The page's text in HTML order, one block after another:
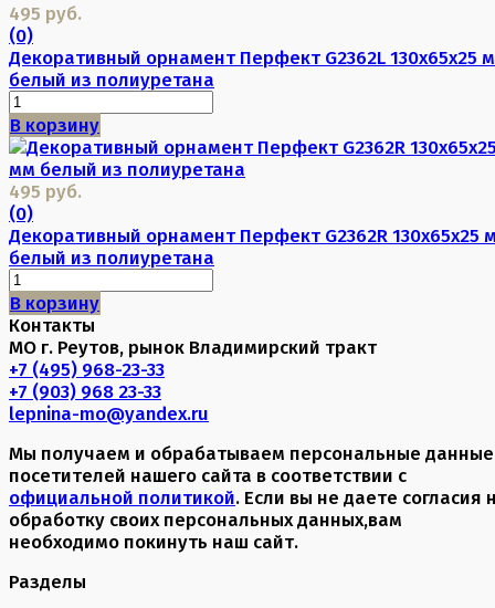
495 руб.
(0)
Декоративный орнамент Перфект G2362L 130х65х25
белый из полиуретана
В корзину
495 руб.
(0)
Декоративный орнамент Перфект G2362R 130х65х25
белый из полиуретана
В корзину
Контакты
МО г. Реутов, рынок Владимирский тракт
+7 (495) 968-23-33
+7 (903) 968 23-33
lepnina-mo@yandex.ru
Мы получаем и обрабатываем персональные данные
посетителей нашего сайта в соответствии с
официальной политикой. Если вы не даете согласия
обработку своих персональных данных,вам
необходимо покинуть наш сайт.
Разделы